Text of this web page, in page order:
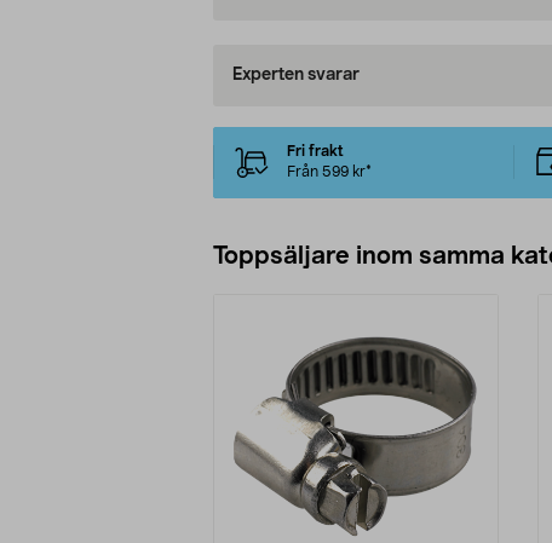
Experten svarar
Fri frakt
Från 599 kr*
Toppsäljare inom samma